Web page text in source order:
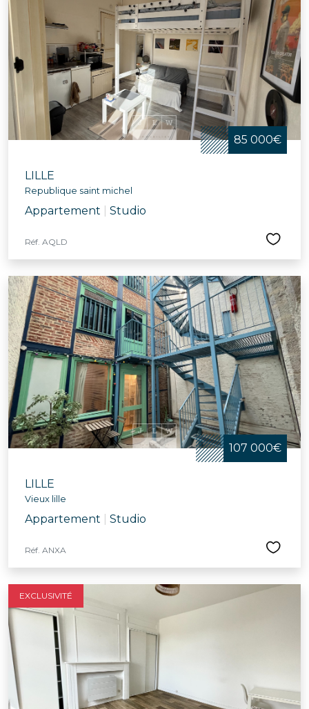
85 000€
LILLE
Republique saint michel
Appartement Studio
Réf. AQLD
107 000€
LILLE
Vieux lille
Appartement Studio
Réf. ANXA
EXCLUSIVITÉ